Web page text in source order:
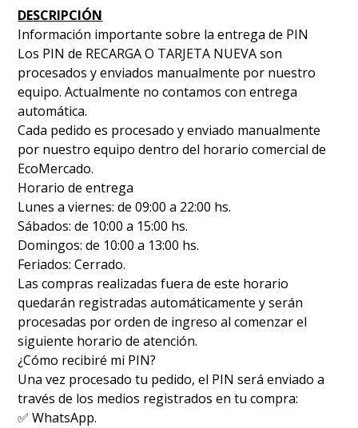
DESCRIPCIÓN
Información importante sobre la entrega de PIN
Los PIN de RECARGA O TARJETA NUEVA son
procesados y enviados manualmente por nuestro
equipo. Actualmente no contamos con entrega
automática.
Cada pedido es procesado y enviado manualmente
por nuestro equipo dentro del horario comercial de
EcoMercado.
Horario de entrega
Lunes a viernes: de 09:00 a 22:00 hs.
Sábados: de 10:00 a 15:00 hs.
Domingos: de 10:00 a 13:00 hs.
Feriados: Cerrado.
Las compras realizadas fuera de este horario
quedarán registradas automáticamente y serán
procesadas por orden de ingreso al comenzar el
siguiente horario de atención.
¿Cómo recibiré mi PIN?
Una vez procesado tu pedido, el PIN será enviado a
través de los medios registrados en tu compra:
✅ WhatsApp.